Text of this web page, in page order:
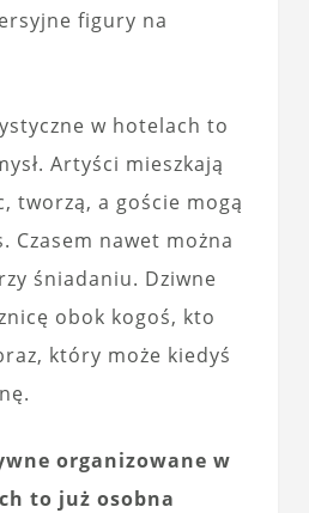
figury na
w hotelach to
Artyści mieszkają
tworzą, a goście mogą
Czasem nawet można
śniadaniu. Dziwne
obok kogoś, kto
który może kiedyś
organizowane w
to już osobna